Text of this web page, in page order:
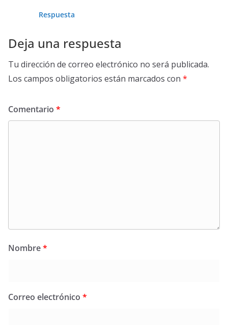
Respuesta
Deja una respuesta
Tu dirección de correo electrónico no será publicada.
Los campos obligatorios están marcados con *
Comentario *
Nombre*
Correo electrónico *